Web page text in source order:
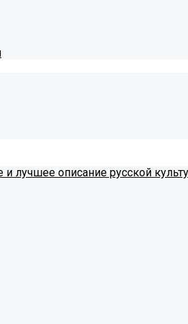
и лучшее описание русской